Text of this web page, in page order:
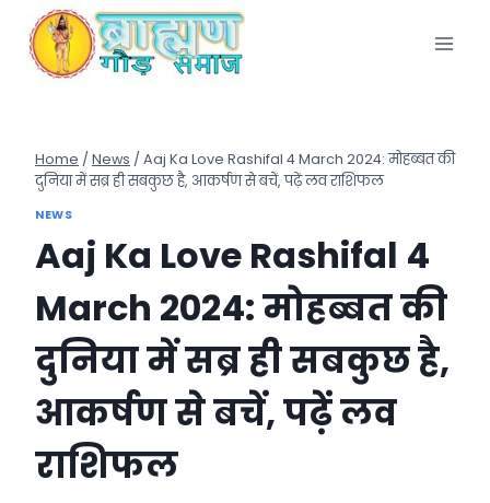
content
Home / News / Aaj Ka Love Rashifal 4 March 2024: मोहब्बत की
दुनिया में सब्र ही सबकुछ है, आकर्षण से बचें, पढ़ें लव राशिफल
NEWS
Aaj Ka Love Rashifal 4
March 2024: मोहब्बत की
दुनिया में सब्र ही सबकुछ है,
आकर्षण से बचें, पढ़ें लव
राशिफल